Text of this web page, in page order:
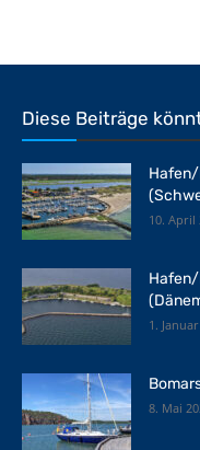
Diese Beiträge
Hafen/
10. April
1.
8. Mai